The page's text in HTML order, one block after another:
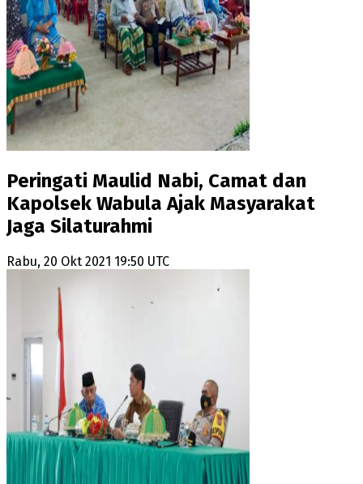
Peringati Maulid Nabi, Camat dan
Kapolsek Wabula Ajak Masyarakat
Jaga Silaturahmi
Rabu, 20 Okt 2021 19:50 UTC